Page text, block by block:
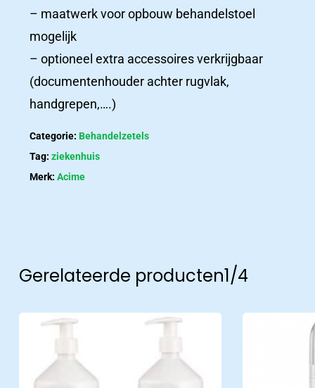
– maatwerk voor opbouw behandelstoel
mogelijk
– optioneel extra accessoires verkrijgbaar
(documentenhouder achter rugvlak,
handgrepen,….)
Categorie: Behandelzetels
Tag: ziekenhuis
Merk: Acime
Gerelateerde producten1/4
Productcatalogus
Het
Nieuws
Nieuws en belangrijke updates
Contact
Neem contact met ons op